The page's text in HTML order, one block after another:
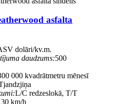
asfalta
dolāri/kv.m.
daudzums:500
000 kvadrātmetru mēnesī
L/C redzeslokā, T/T
km/h